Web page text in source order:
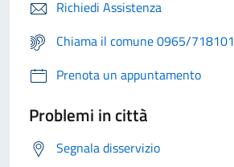
Richiedi Assistenza
Chiama il comune 0965/718101
Prenota un appuntamento
Problemi in città
Segnala disservizio